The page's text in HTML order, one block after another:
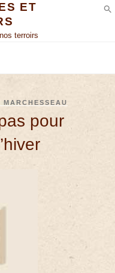
ET
terroirs
MARCHESSEAU
pour